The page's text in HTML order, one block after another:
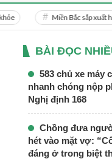
Miền Bắc sắp xuất hiện mưa to
BÀI ĐỌC
583 chủ xe máy
nhanh chóng nộp
Nghị định 168
Chồng đưa
hét vào mặt vợ:
đáng ở trong biệt